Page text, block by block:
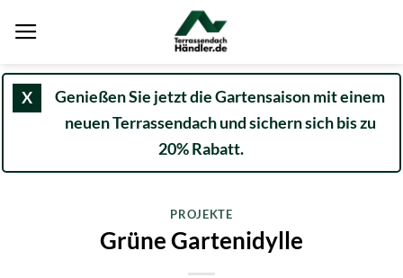
Inhalt
X
Genießen Sie jetzt die Gartensaison mit einem
neuen Terrassendach und sichern sich bis zu
20% Rabatt.
PROJEKTE
Grüne Gartenidylle